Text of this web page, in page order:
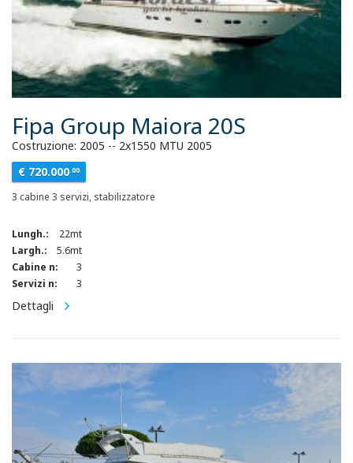
Fipa Group Maiora 20S
Costruzione: 2005 -- 2x1550 MTU 2005
€ 720.000.00
3 cabine 3 servizi, stabilizzatore
Lungh.:
22mt
Largh.:
5.6mt
Cabine n:
3
Servizi n:
3
Dettagli